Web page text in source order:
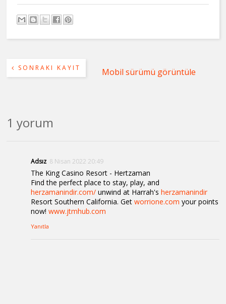
SONRAKI KAYIT Mobil sürümü görüntüle
1 yorum
Adsız 8 Nisan 2022 20:49
The King Casino Resort - Hertzaman
Find the perfect place to stay, play, and
herzamanindir.com/ unwind at Harrah'sherzamanindir
Resort Southern California. Getworrione.com your points
now!www.jtmhub.com
Yanıtla